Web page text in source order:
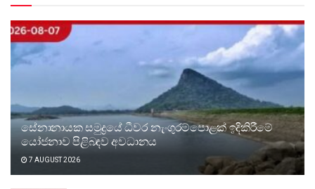
සේනානායක සමුද්‍රයේ ධීවර නැංගුරම්පොළක් ඉදිකිරීමේ
යෝජනාව පිළිබඳව අවධානය
7 AUGUST 2026